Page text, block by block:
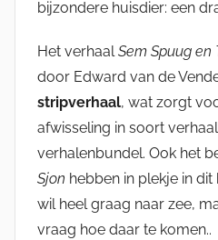
bijzondere huisdier: een
Het verhaalSem Spuug en
door Edward van de
stripverhaal, wat zorgt
afwisseling in soort
verhalenbundel. Ook het
Sjon hebben in plekje in dit
wil heel graag naar zee,
vraag hoe daar te komen..